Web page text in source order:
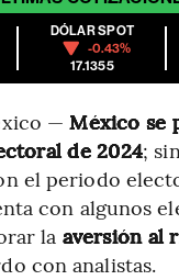
DÓLAR SPOT
-0.43%
17.1355
—México se
de 2024;
el periodo
con algunos
la aversión al
con analistas.